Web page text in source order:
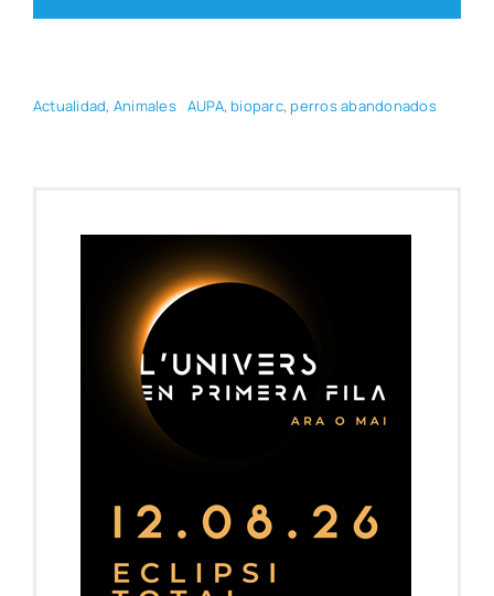
Actua­li­dad, Ani­ma­les AUPA, bio­parc, perros aban­do­na­dos